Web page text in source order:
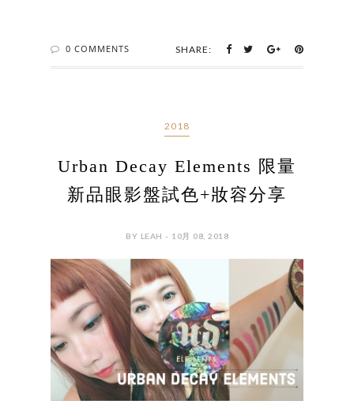
0 COMMENTS SHARE:
2018
Urban Decay Elements 限量
新品眼影盤試色+妝容分享
BY LEAH - 10月 08, 2018